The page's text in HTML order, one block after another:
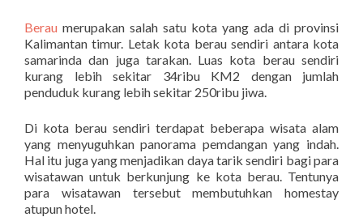
Berau merupakan salah satu kota yang ada di provinsi
Kalimantan timur. Letak kota berau sendiri antara kota
samarinda dan juga tarakan. Luas kota berau sendiri
kurang lebih sekitar 34ribu KM2 dengan jumlah
penduduk kurang lebih sekitar 250ribu jiwa.
Di kota berau sendiri terdapat beberapa wisata alam
yang menyuguhkan panorama pemdangan yang indah.
Hal itu juga yang menjadikan daya tarik sendiri bagi para
wisatawan untuk berkunjung ke kota berau. Tentunya
para wisatawan tersebut membutuhkan homestay
atupun hotel.